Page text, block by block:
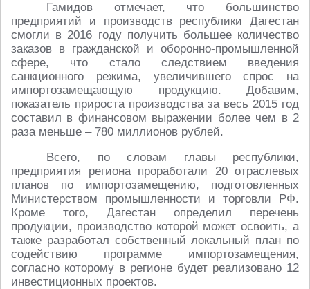
Гамидов отмечает, что большинство
предприятий и производств республики Дагестан
смогли в 2016 году получить большее количество
заказов в гражданской и оборонно-промышленной
сфере, что стало следствием введения
санкционного режима, увеличившего спрос на
импортозамещающую продукцию. Добавим,
показатель прироста производства за весь 2015 год
составил в финансовом выражении более чем в 2
раза меньше – 780 миллионов рублей.
Всего, по словам главы республики,
предприятия региона проработали 20 отраслевых
планов по импортозамещению, подготовленных
Министерством промышленности и торговли РФ.
Кроме того, Дагестан определил перечень
продукции, производство которой может освоить, а
также разработал собственный локальный план по
содействию программе импортозамещения,
согласно которому в регионе будет реализовано 12
инвестиционных проектов.